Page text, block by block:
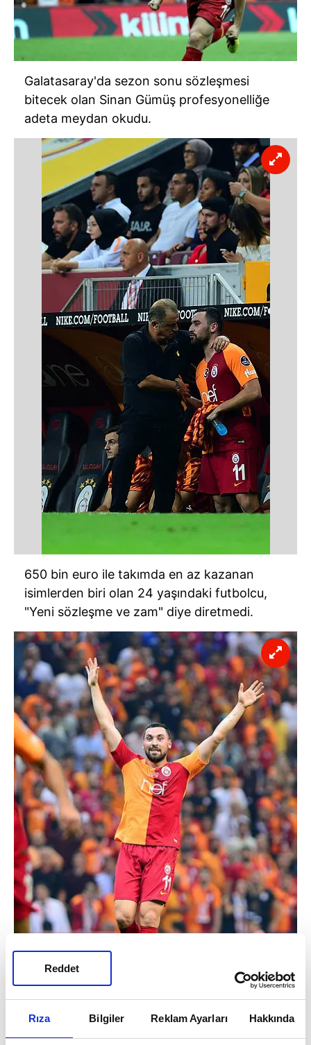
Rıza Bilgiler Reklam Ayarları Hakkında
Reddet
Galatasaray'da sezon sonu sözleşmesi
bitecek olan Sinan Gümüş profesyonelliğe
adeta meydan okudu.
650 bin euro ile takımda en az kazanan
isimlerden biri olan 24 yaşındaki futbolcu,
"Yeni sözleşme ve zam" diye diretmedi.
Kulübün ekonomik olarak zor durumdan